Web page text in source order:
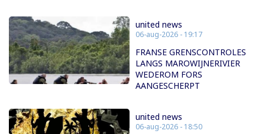
united news
06-aug-2026 - 19:17
FRANSE GRENSCONTROLES
LANGS MAROWIJNERIVIER
WEDEROM FORS
AANGESCHERPT
united news
06-aug-2026 - 18:50